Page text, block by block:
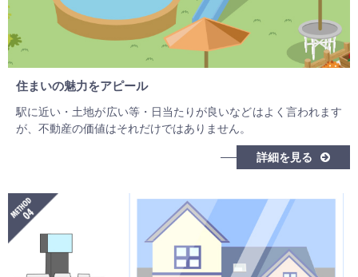
住まいの魅力をアピール
駅に近い・土地が広い等・日当たりが良いなどはよく言われます
が、不動産の価値はそれだけではありません。
詳細を見る